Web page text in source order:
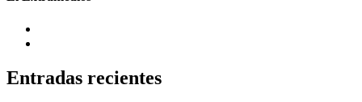
Entradas recientes